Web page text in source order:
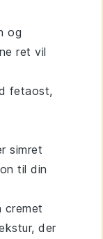
og
ret vil
fetaost,
simret
til din
cremet
der